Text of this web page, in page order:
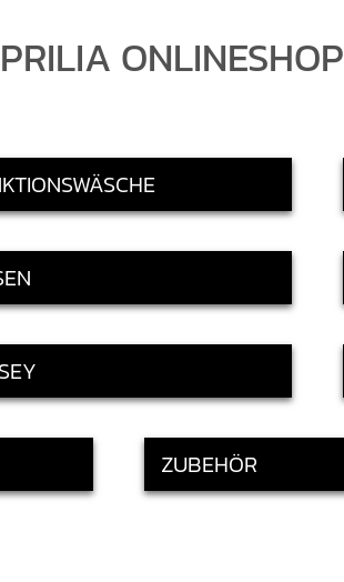
ONLINESHOP
ZUBEHÖR